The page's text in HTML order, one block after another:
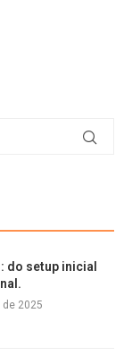
do setup inicial
de 2025